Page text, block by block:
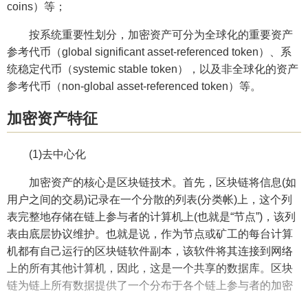
coins）等；
按系统重要性划分，加密资产可分为全球化的重要资产
参考代币（global significant asset-referenced token）、系
统稳定代币（systemic stable token），以及非全球化的资产
参考代币（non-global asset-referenced token）等。
加密资产特征
(1)去中心化
加密资产的核心是区块链技术。首先，区块链将信息(如
用户之间的交易)记录在一个分散的列表(分类帐)上，这个列
表完整地存储在链上参与者的计算机上(也就是“节点”)，该列
表由底层协议维护。也就是说，作为节点或矿工的每台计算
机都有自己运行的区块链软件副本，该软件将其连接到网络
上的所有其他计算机，因此，这是一个共享的数据库。区块
链为链上所有数据提供了一个分布于各个链上参与者的加密